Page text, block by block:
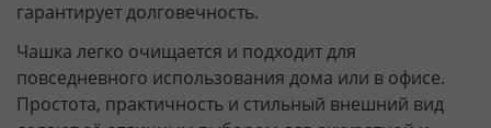
гарантирует долговечность.
Чашка легко очищается и подходит для
повседневного использования дома или в офисе.
Простота, практичность и стильный внешний вид